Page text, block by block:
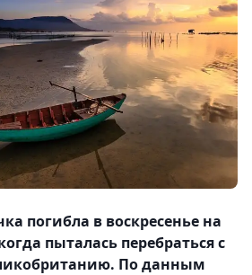
погибла в воскресенье на
пыталась перебраться с
По данным